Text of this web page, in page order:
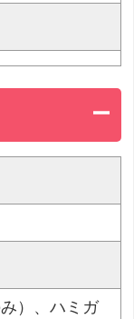
）、ハミガ